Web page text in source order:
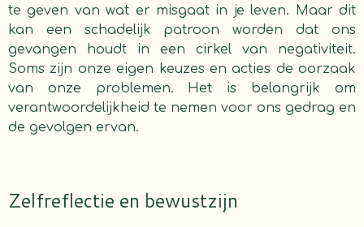
te geven van wat er misgaat in je leven. Maar dit
kan een schadelijk patroon worden dat ons
gevangen houdt in een cirkel van negativiteit.
Soms zijn onze eigen keuzes en acties de oorzaak
van onze problemen. Het is belangrijk om
verantwoordelijkheid te nemen voor ons gedrag en
de gevolgen ervan.
Zelfreflectie en bewustzijn